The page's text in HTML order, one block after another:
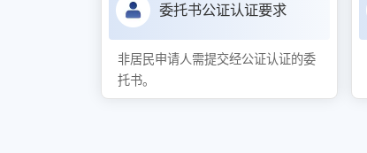
委托书公证认证要求
非居民申请人需提交经公证认证的委
托书。